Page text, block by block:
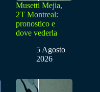
Musetti Mejia,
2T Montreal:
pronostico e
dove vederla
5 Agosto
2026